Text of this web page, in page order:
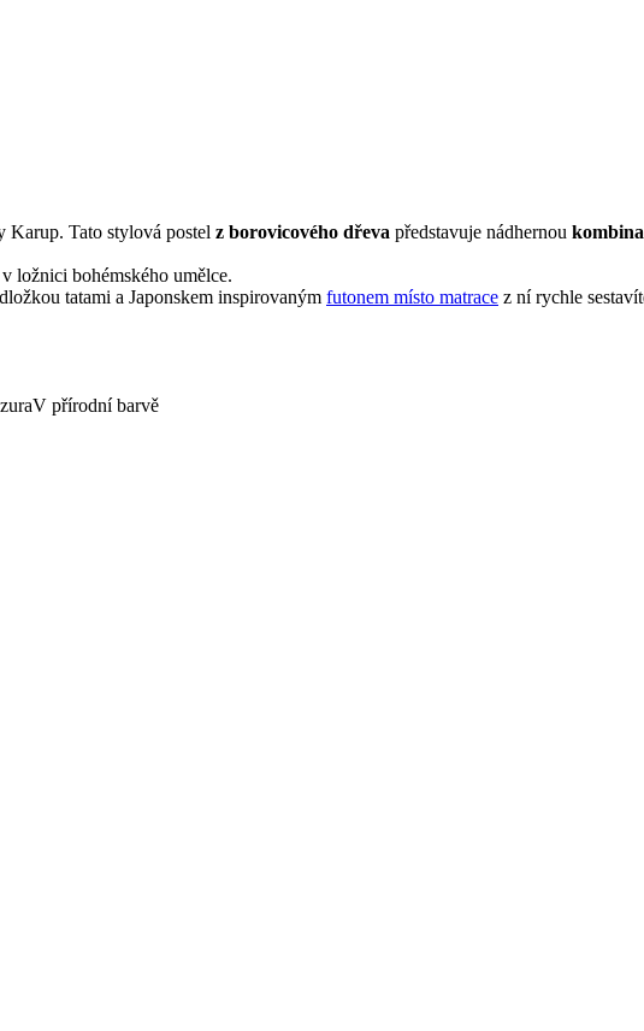
Karup. Tato stylová postel z borovicového dřeva představuje nádhernou
ložnici bohémského umělce.
tatami a Japonskem inspirovaným futonem místo matrace z ní rychle
V přírodní barvě